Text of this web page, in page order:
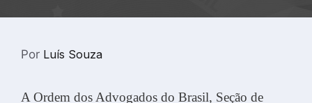
Por Luís Souza
A Ordem dos Advogados do Brasil, Seção de